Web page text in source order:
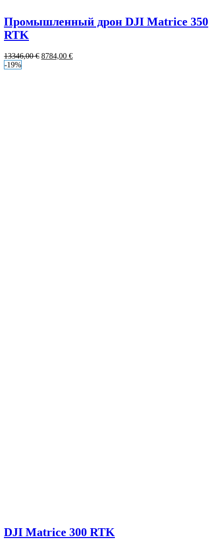
Промышленный дрон DJI Matrice 350
RTK
13346,00€ 8784,00 €
-19%
DJI Matrice 300 RTK